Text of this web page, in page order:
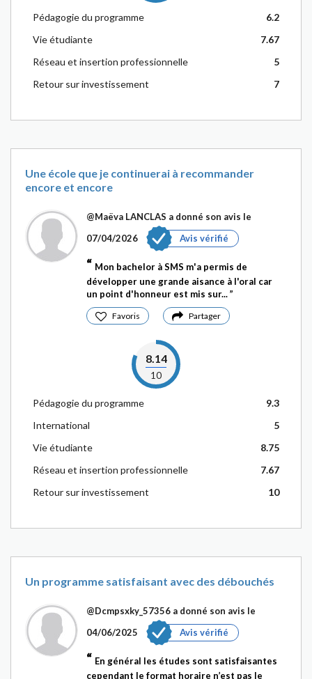
Pédagogie du programme
6.2
Vie étudiante
7.67
Réseau et insertion professionnelle
5
Retour sur investissement
7
Une école que je continuerai à recommander
encore et encore
@Maëva LANCLAS a donné son avis le
07/04/2026
Avis vérifié
Mon bachelor à SMS m'a permis de
développer une grande aisance à l'oral car
un point d'honneur est mis sur...
Favoris Partager
8.14
10
Pédagogie du programme
9.3
International
5
Vie étudiante
8.75
Réseau et insertion professionnelle
7.67
Retour sur investissement
10
Un programme satisfaisant avec des débouchés
@Dcmpsxky_57356 a donné son avis le
04/06/2025
Avis vérifié
En général les études sont satisfaisantes
cependant le format horaire n’est pas le